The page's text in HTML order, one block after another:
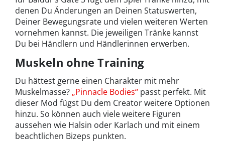
denen Du Änderungen an Deinen Statuswerten,
Deiner Bewegungsrate und vielen weiteren Werten
vornehmen kannst. Die jeweiligen Tränke kannst
Du bei Händlern und Händlerinnen erwerben.
Muskeln ohne Training
Du hättest gerne einen Charakter mit mehr
Muskelmasse? „Pinnacle Bodies“ passt perfekt. Mit
dieser Mod fügst Du dem Creator weitere Optionen
hinzu. So können auch viele weitere Figuren
aussehen wie Halsin oder Karlach und mit einem
beachtlichen Bizeps punkten.